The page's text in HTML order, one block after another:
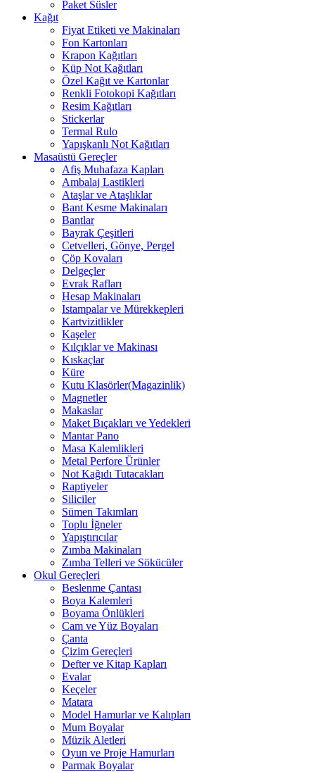
Paket Süsler
Kağıt
Fiyat Etiketi ve Makinaları
Fon Kartonları
Krapon Kağıtları
Küp Not Kağıtları
Özel Kağıt ve Kartonlar
Renkli Fotokopi Kağıtları
Resim Kağıtları
Stickerlar
Termal Rulo
Yapışkanlı Not Kağıtları
Masaüstü Gereçler
Afiş Muhafaza Kapları
Ambalaj Lastikleri
Ataşlar ve Ataşlıklar
Bant Kesme Makinaları
Bantlar
Bayrak Çeşitleri
Cetvelleri, Gönye, Pergel
Çöp Kovaları
Delgeçler
Evrak Rafları
Hesap Makinaları
Istampalar ve Mürekkepleri
Kartvizitlikler
Kaşeler
Kılçıklar ve Makinası
Kıskaçlar
Küre
Kutu Klasörler(Magazinlik)
Magnetler
Makaslar
Maket Bıçakları ve Yedekleri
Mantar Pano
Masa Kalemlikleri
Metal Perfore Ürünler
Not Kağıdı Tutacakları
Raptiyeler
Siliciler
Sümen Takımları
Toplu İğneler
Yapıştırıcılar
Zımba Makinaları
Zımba Telleri ve Sökücüler
Okul Gereçleri
Beslenme Çantası
Boya Kalemleri
Boyama Önlükleri
Cam ve Yüz Boyaları
Çanta
Çizim Gereçleri
Defter ve Kitap Kapları
Evalar
Keçeler
Matara
Model Hamurlar ve Kalıpları
Mum Boyalar
Müzik Aletleri
Oyun ve Proje Hamurları
Parmak Boyalar